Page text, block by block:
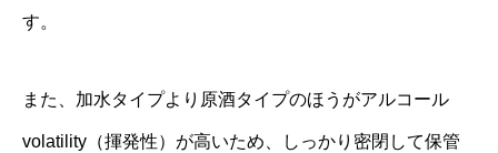
す。
また、加水タイプより原酒タイプのほうがアルコール
volatility（揮発性）が高いため、しっかり密閉して保管